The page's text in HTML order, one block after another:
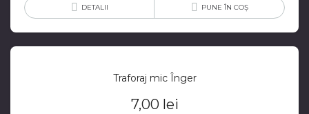
DETALII PUNE ÎN COȘ
Traforaj mic Înger
7,00 lei